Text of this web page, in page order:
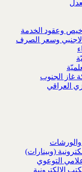
وعقود الخدمة
وسعر الصرف
غاز الجنوب
العراقي
والورشات
(وبينارات)
التوعوي
الالكترونية